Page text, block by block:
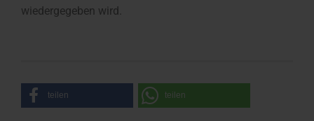
wiedergegeben wird.
teilen teilen